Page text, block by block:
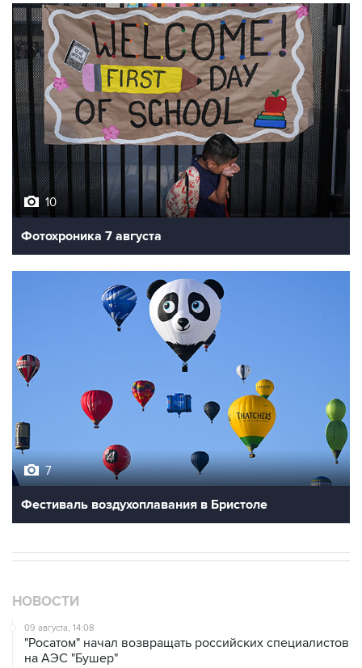
10
Фотохроника 7 августа
7
Фестиваль воздухоплавания в Бристоле
НОВОСТИ
09 августа, 14:08
"Росатом" начал возвращать российских специалистов
на АЭС "Бушер"